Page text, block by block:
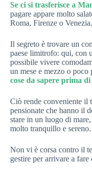
Se ci si trasferisce a
pagare appare molto
Roma, Firenze o Venezia.
Il segreto è trovare un
paese limitrofo: qui, con
possibile vivere
un mese e mezzo o poco
cose da sapere prima
Ciò rende conveniente il
pensionate che hanno il
stare in un luogo di
molto tranquillo e sereno.
Non vi è corsa contro il
gestire per arrivare a fare